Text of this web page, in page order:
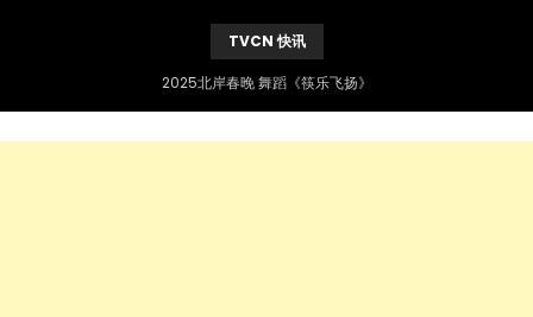
TVCN 快讯
2025北岸春晚 舞蹈《筷乐飞扬》